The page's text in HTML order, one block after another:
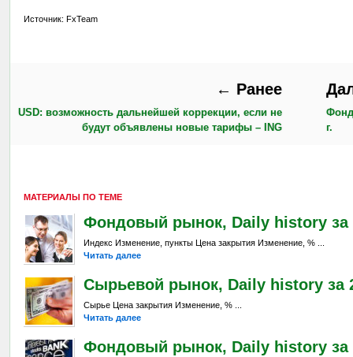
Источник: FxTeam
← Ранее
USD: возможность дальнейшей коррекции, если не
будут объявлены новые тарифы – ING
г.
МАТЕРИАЛЫ ПО ТЕМЕ
Фондовый рынок, Daily history за
Индекс Изменение, пункты Цена закрытия Изменение, % ...
Читать далее
Сырьевой рынок, Daily history за
Сырье Цена закрытия Изменение, % ...
Читать далее
Фондовый рынок, Daily history за